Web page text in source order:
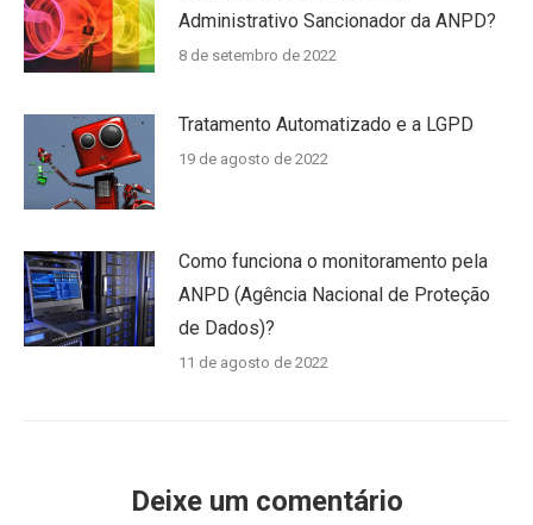
Administrativo Sancionador da ANPD?
8 de setembro de 2022
Tratamento Automatizado e a LGPD
19 de agosto de 2022
Como funciona o monitoramento pela
ANPD (Agência Nacional de Proteção
de Dados)?
11 de agosto de 2022
Deixe um comentário